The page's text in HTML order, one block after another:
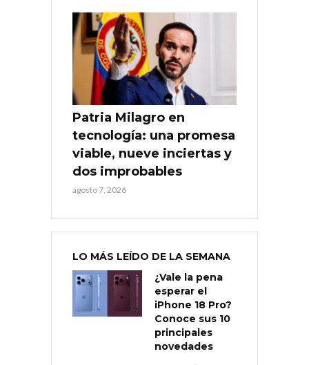
Patria Milagro en
tecnología: una promesa
viable, nueve inciertas y
dos improbables
agosto 7, 2026
LO MÁS LEÍDO DE LA SEMANA
¿Vale la pena
esperar el
iPhone 18 Pro?
Conoce sus 10
principales
novedades